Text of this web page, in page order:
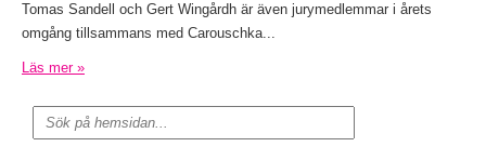
Tomas Sandell och Gert Wingårdh är även jurymedlemmar i årets
omgång tillsammans med Carouschka...
Läs mer »